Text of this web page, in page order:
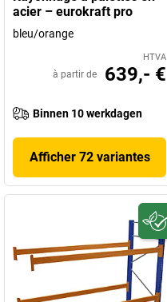
acier – eurokraft pro
bleu/orange
HTVA
à partir de 639,- €
Binnen 10 werkdagen
Afficher 72 variantes